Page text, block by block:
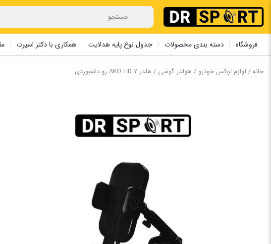
فروشگاه دسته بندی محصولات جدول نوع پایه هدلایت همکاری با دکتر اسپرت
خانه/ لوازم لوکس خودرو / هولدر گوشی / ‏هلدر AKO HD 7 رو داشبوردی